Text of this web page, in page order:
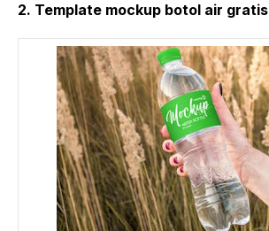
2. Template mockup botol air gratis